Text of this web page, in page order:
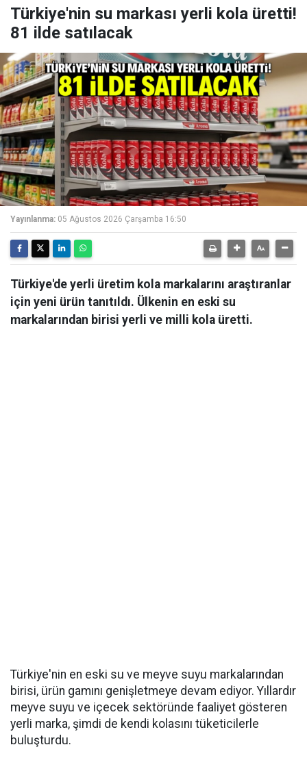
Türkiye'nin su markası yerli kola üretti!
81 ilde satılacak
Yayınlanma: 05 Ağustos 2026 Çarşamba 16:50
Türkiye'de yerli üretim kola markalarını araştıranlar
için yeni ürün tanıtıldı. Ülkenin en eski su
markalarından birisi yerli ve milli kola üretti.
Türkiye'nin en eski su ve meyve suyu markalarından
birisi, ürün gamını genişletmeye devam ediyor. Yıllardır
meyve suyu ve içecek sektöründe faaliyet gösteren
yerli marka, şimdi de kendi kolasını tüketicilerle
buluşturdu.